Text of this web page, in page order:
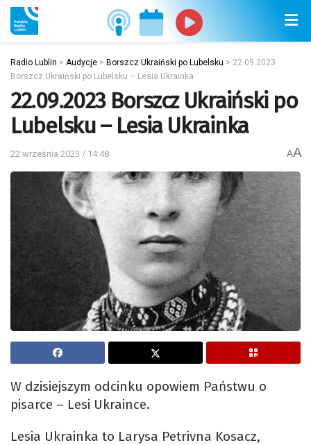
Radio Lublin > Audycje > Borszcz Ukraiński po Lubelsku > 22.09.2023
Borszcz Ukraiński po Lubelsku – Lesia Ukrainka
22.09.2023 Borszcz Ukraiński po
Lubelsku – Lesia Ukrainka
22 września 2023 / 14:48 AA
W dzisiejszym odcinku opowiem Państwu o
pisarce – Lesi Ukraince.
Lesia Ukrainka to Larysa Petrivna Kosacz,